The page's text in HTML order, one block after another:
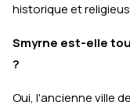
historique et
Smyrne est-elle
?
Oui, l'ancienne ville